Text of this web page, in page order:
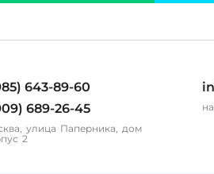
643-89-60
689-26-45
улица Паперника, дом
2